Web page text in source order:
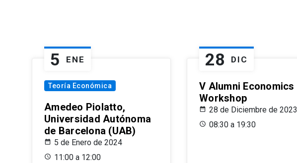
5 ENE
Teoría Económica
Amedeo Piolatto,
Universidad Autónoma
de Barcelona (UAB)
5 de Enero de 2024
11:00 a 12:00
28 DIC
V Alumni Economics
Workshop
28 de Diciembre de 2023
08:30 a 19:30